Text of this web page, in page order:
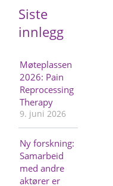
Siste
innlegg
Møteplassen
2026: Pain
Reprocessing
Therapy
9. juni 2026
Ny forskning:
Samarbeid
med andre
aktører er